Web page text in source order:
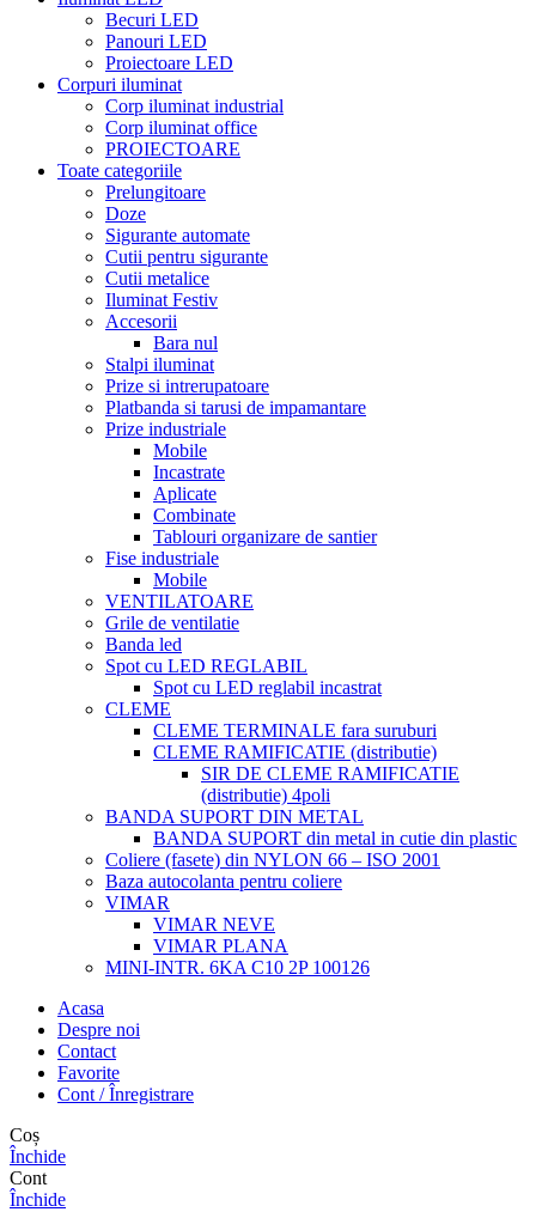
Becuri LED
Panouri LED
Proiectoare LED
Corpuri iluminat
Corp iluminat industrial
Corp iluminat office
PROIECTOARE
Toate categoriile
Prelungitoare
Doze
Sigurante automate
Cutii pentru sigurante
Cutii metalice
Iluminat Festiv
Accesorii
Bara nul
Stalpi iluminat
Prize si intrerupatoare
Platbanda si tarusi de impamantare
Prize industriale
Mobile
Incastrate
Aplicate
Combinate
Tablouri organizare de santier
Fise industriale
Mobile
VENTILATOARE
Grile de ventilatie
Banda led
Spot cu LED REGLABIL
Spot cu LED reglabil incastrat
CLEME
CLEME TERMINALE fara suruburi
CLEME RAMIFICATIE (distributie)
SIR DE CLEME RAMIFICATIE
(distributie) 4poli
BANDA SUPORT DIN METAL
BANDA SUPORT din metal in cutie din plastic
Coliere (fasete) din NYLON 66 – ISO 2001
Baza autocolanta pentru coliere
VIMAR
VIMAR NEVE
VIMAR PLANA
MINI-INTR. 6KA C10 2P 100126
Acasa
Despre noi
Contact
Favorite
Cont / Înregistrare
Coș
Închide
Cont
Închide